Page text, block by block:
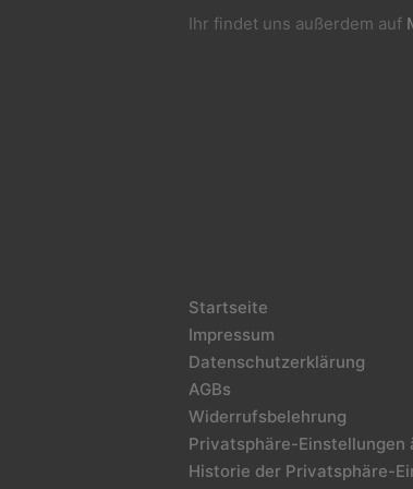
Ihr findet uns außerdem auf
Startseite
Impressum
Datenschutzerklärung
AGBs
Widerrufsbelehrung
Privatsphäre-Einstellungen
Historie der Privatsphäre-